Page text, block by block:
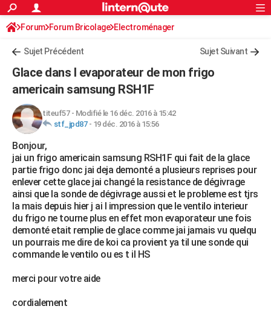
ACTUALITÉS
Politique
Société
Faits Divers
Education
Monde
Villes
+
Programme TV
Streaming
Sorties cinéma
FINANCE
Retraite
Impôts
Epargne
Immobilier
Risques naturels par ville
Banque
Assurance
Crédit
AUTO
Essais
Réserver un essai
Citadines
Berlines
SUV
Forum auto
HIGH-TECH
Mobiles
Meilleur smartphone
Internet
Ordinateurs
Jeux vidéo
Guide high-tech
+
BRICOLAGE
Forum
Aménagement intérieur
Extérieur
Cuisine
Salle de bains
Jardinage
Rangement
WEEK-END
Guides de France
Escapades
Patrimoine
Expositions
Musées
Week-end nature
+LIFESTYLE
Art de vivre
Bien-être
Loisirs
Mode
Modes de vie
SANTE
Alimentation
Guide de la santé
Maladies
Médicaments
Sommeil
VOYAGE
Destinations
City break
Voyage nature
Voyage de noces
Forum
Climat
+
S'inscrire
Connexion
Forum Forum Bricolage Electroménager
Sujet Précédent Sujet Suivant
Glace dans l evaporateur de mon frigo
americain samsung RSH1F
titeuf57- Modifié le 16 déc. 2016 à 15:42
stf_jpd87- 19 déc. 2016 à 15:56
Bonjour,
jai un frigo americain samsung RSH1F qui fait de la glace
partie frigo donc jai deja demonté a plusieurs reprises pour
enlever cette glace jai changé la resistance de dégivrage
ainsi que la sonde de dégivrage aussi et le probleme est tjrs
la mais depuis hier j ai l impression que le ventilo interieur
du frigo ne tourne plus en effet mon evaporateur une fois
demonté etait remplie de glace comme jai jamais vu quelqu
un pourrais me dire de koi ca provient ya til une sonde qui
commande le ventilo ou es t il HS
merci pour votre aide
cordialement